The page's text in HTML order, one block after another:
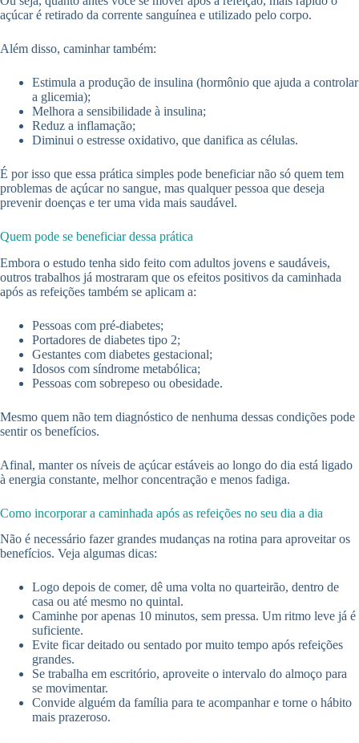
açúcar é retirado da corrente sanguínea e utilizado pelo corpo.
Além disso, caminhar também:
Estimula a produção de insulina (hormônio que ajuda a controlar
a glicemia);
Melhora a sensibilidade à insulina;
Reduz a inflamação;
Diminui o estresse oxidativo, que danifica as células.
É por isso que essa prática simples pode beneficiar não só quem tem
problemas de açúcar no sangue, mas qualquer pessoa que deseja
prevenir doenças e ter uma vida mais saudável.
Quem pode se beneficiar dessa prática
Embora o estudo tenha sido feito com adultos jovens e saudáveis,
outros trabalhos já mostraram que os efeitos positivos da caminhada
após as refeições também se aplicam a:
Pessoas com pré-diabetes;
Portadores de diabetes tipo 2;
Gestantes com diabetes gestacional;
Idosos com síndrome metabólica;
Pessoas com sobrepeso ou obesidade.
Mesmo quem não tem diagnóstico de nenhuma dessas condições pode
sentir os benefícios.
Afinal, manter os níveis de açúcar estáveis ao longo do dia está ligado
à energia constante, melhor concentração e menos fadiga.
Como incorporar a caminhada após as refeições no seu dia a dia
Não é necessário fazer grandes mudanças na rotina para aproveitar os
benefícios. Veja algumas dicas:
Logo depois de comer, dê uma volta no quarteirão, dentro de
casa ou até mesmo no quintal.
Caminhe por apenas 10 minutos, sem pressa. Um ritmo leve já é
suficiente.
Evite ficar deitado ou sentado por muito tempo após refeições
grandes.
Se trabalha em escritório, aproveite o intervalo do almoço para
se movimentar.
Convide alguém da família para te acompanhar e torne o hábito
mais prazeroso.